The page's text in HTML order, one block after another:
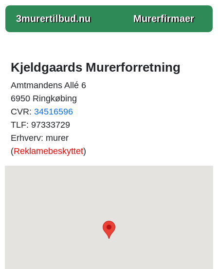
3murertilbud.nu Murerfirmaer
Kjeldgaards Murerforretning
Amtmandens Allé 6
6950 Ringkøbing
CVR: 34516596
TLF: 97333729
Erhverv: murer
(Reklamebeskyttet)